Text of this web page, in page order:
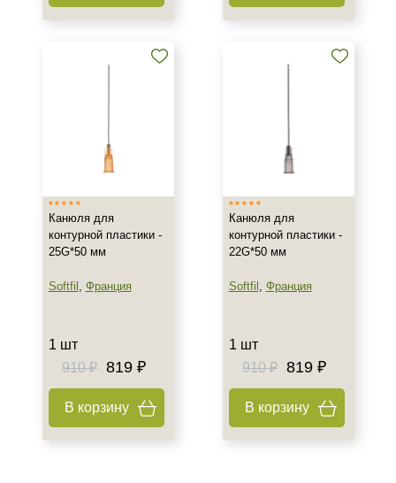
Канюля для
контурной пластики -
25G*50 мм
Softfil , Франция
1 шт
910 ₽ 819 ₽
В корзину
Канюля для
контурной пластики -
22G*50 мм
Softfil , Франция
1 шт
910 ₽ 819 ₽
В корзину